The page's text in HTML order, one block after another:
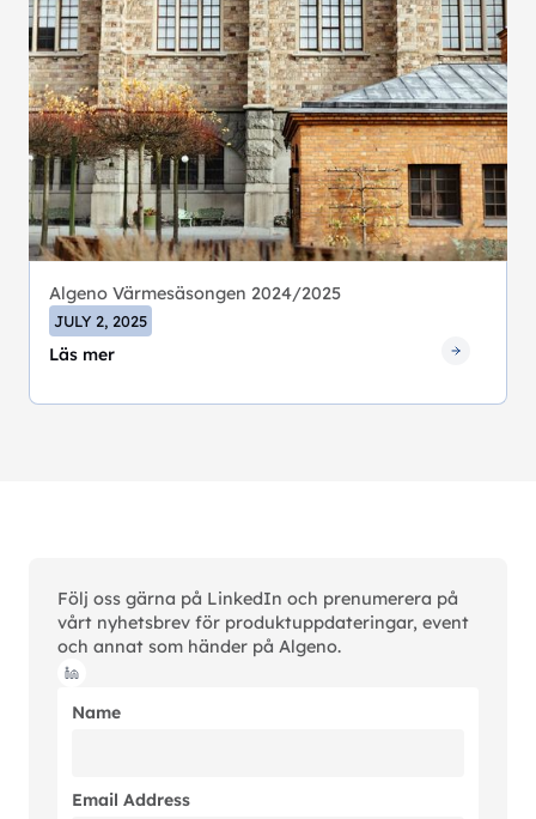
Algeno Värmesäsongen 2024/2025
JULY 2, 2025
Läs mer
Följ oss gärna på LinkedIn och prenumerera på
vårt nyhetsbrev för produktuppdateringar, event
och annat som händer på Algeno.
Name
Email Address